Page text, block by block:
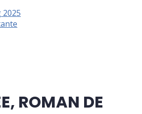
2025
ROMAN DE